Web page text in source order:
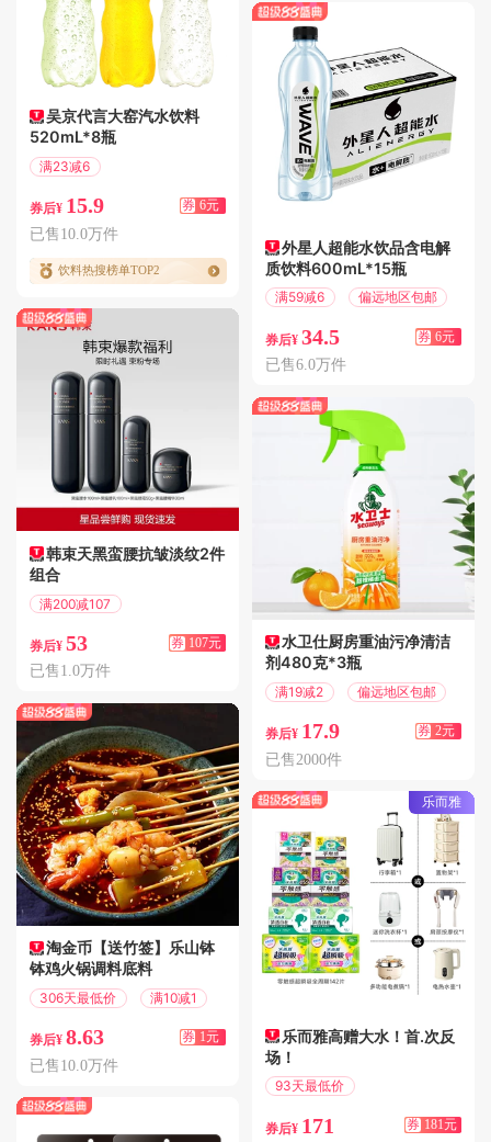
吴京代言大窑汽水饮料
520mL*8瓶
满23减6
券后¥ 15.9 券 6元
已售10.0万件
饮料热搜榜单TOP2
韩束天黑蛮腰抗皱淡纹2件
组合
满200减107
券后¥ 53 券 107元
已售1.0万件
淘金币【送竹签】乐山钵
钵鸡火锅调料底料
306天最低价 满10减1
券后¥ 8.63 券 1元
已售10.0万件
外星人超能水饮品含电解
质饮料600mL*15瓶
满59减6 偏远地区包邮
券后¥ 34.5 券 6元
已售6.0万件
水卫仕厨房重油污净清洁
剂480克*3瓶
满19减2 偏远地区包邮
券后¥ 17.9 券 2元
已售2000件
乐而雅
乐而雅高赠大水！首.次反
场！
93天最低价
券后¥ 171 券 181元